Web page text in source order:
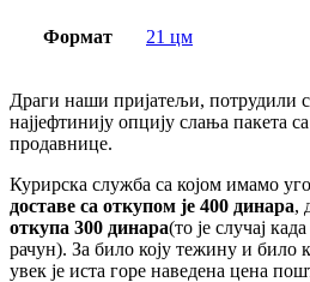
Формат 21 цм
Драги наши пријатељи, потрудили
најјефтинију опцију слања пакета
продавнице.
Курирска служба са којом имамо
доставе са откупом је 400 динара,
откупа 300 динара(то је случај
рачун). За било коју тежину и било
увек је иста горе наведена цена